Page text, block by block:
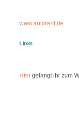
www.autorent.de
Links
Hier gelangt ihr zum